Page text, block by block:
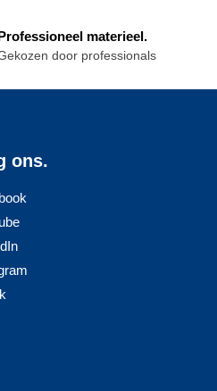
materieel.
door professionals
ons.